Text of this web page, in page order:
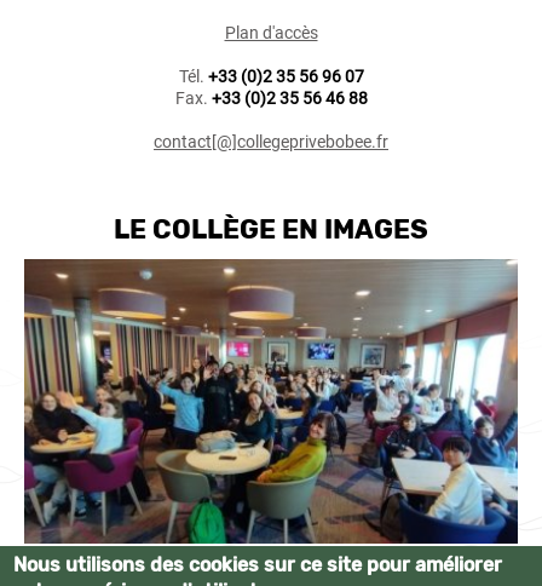
Plan d'accès
Tél. +33 (0)2 35 56 96 07
Fax. +33 (0)2 35 56 46 88
contact[@]collegeprivebobee.fr
LE COLLÈGE EN IMAGES
Nous utilisons des cookies sur ce site pour améliorer